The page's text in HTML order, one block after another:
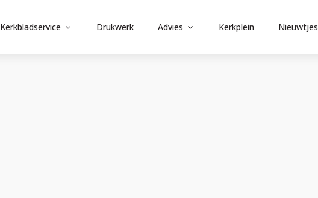
Kerkbladservice Drukwerk Advies Kerkplein Nieuwtjes